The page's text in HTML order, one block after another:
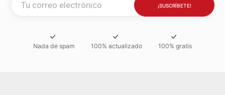
Nada de spam 100% actualizado 100% gratis